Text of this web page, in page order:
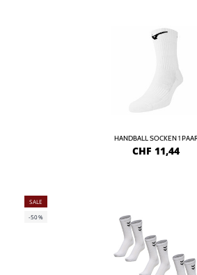
HANDBALL SOCKEN 1
CHF 11,44
SALE
-50%